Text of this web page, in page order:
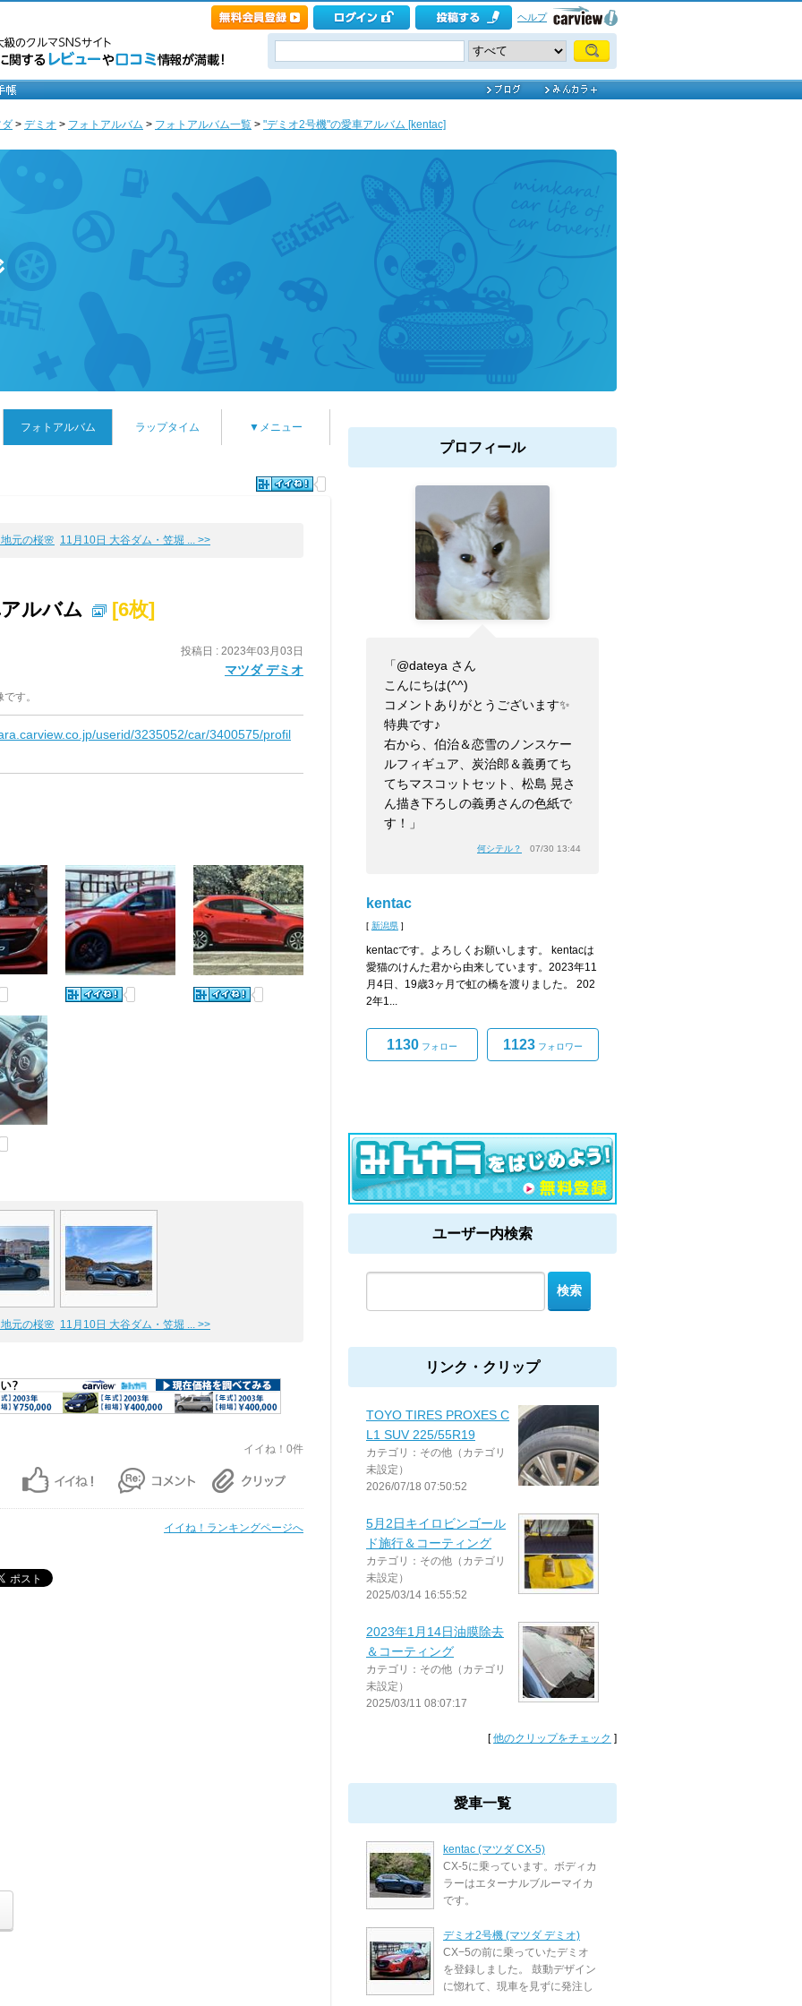
ヘルプ
> デミオ > フォトアルバム > フォトアルバム一覧 > "デミオ2号機"の愛車アルバム [kentac]
フォトアルバム ラップタイム ▼メニュー
元の桜🌸 11月10日 大谷ダム・笠堀 ... >>
ルバム [6枚]
投稿日 : 2023年03月03日
マツダ デミオ
す。
userid/3235052/car/3400575/profil
元の桜🌸 11月10日 大谷ダム・笠堀 ... >>
イイね！0件
イイね！ランキングページへ
プロフィール
「@dateya さん
こんにちは(⁠^⁠^⁠)
コメントありがとうございます✨
特典です♪
右から、伯治＆恋雪のノンスケー
ルフィギュア、炭治郎＆義勇てち
てちマスコットセット、松島 晃さ
ん描き下ろしの義勇さんの色紙で
す！」
何シテル？ 07/30 13:44
kentac
[ 新潟県 ]
kentacです。よろしくお願いします。 kentacは
愛猫のけんた君から由来しています。2023年11
月4日、19歳3ヶ月で虹の橋を渡りました。 202
2年1...
1130 フォロー 1123 フォロワー
ユーザー内検索
リンク・クリップ
TOYO TIRES PROXES C
L1 SUV 225/55R19
カテゴリ：その他（カテゴリ
未設定）
2026/07/18 07:50:52
5月2日キイロビンゴール
ド施行＆コーティング
カテゴリ：その他（カテゴリ
未設定）
2025/03/14 16:55:52
2023年1月14日油膜除去
＆コーティング
カテゴリ：その他（カテゴリ
未設定）
2025/03/11 08:07:17
[他のクリップをチェック ]
愛車一覧
kentac (マツダ CX-5)
CX-5に乗っています。ボディカ
ラーはエターナルブルーマイカ
です。
デミオ2号機 (マツダ デミオ)
CX−5の前に乗っていたデミオ
を登録しました。 鼓動デザイン
に惚れて、現車を見ずに発注し